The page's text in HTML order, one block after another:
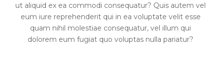
ut aliquid ex ea commodi consequatur? Quis autem vel
eum iure reprehenderit qui in ea voluptate velit esse
quam nihil molestiae consequatur, vel illum qui
dolorem eum fugiat quo voluptas nulla pariatur?